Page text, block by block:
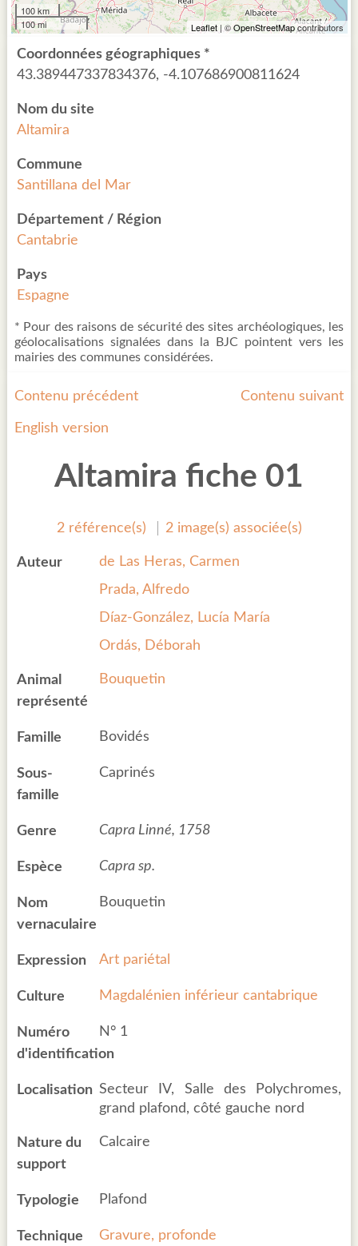
Contenu précédent Contenu suivant
English version
Altamira fiche 01
2 référence(s) 2 image(s) associée(s)
Auteur
de Las Heras, Carmen
Prada, Alfredo
Díaz-González, Lucía María
Ordás, Déborah
Animal
représenté
Bouquetin
Famille Bovidés
Sous-
famille
Caprinés
Genre Capra Linné, 1758
Espèce Capra sp.
Nom
vernaculaire
Bouquetin
Expression Art pariétal
Culture Magdalénien inférieur cantabrique
Numéro
d'identification
N° 1
Localisation Secteur IV, Salle des Polychromes,
grand plafond, côté gauche nord
Nature du
support
Calcaire
Typologie Plafond
Technique Gravure, profonde
100 km
100 mi
Leaflet| ©OpenStreetMapcontributors
Coordonnées géographiques *
43.389447337834376, -4.107686900811624
Nom du site
Altamira
Commune
Santillana del Mar
Département / Région
Cantabrie
Pays
Espagne
* Pour des raisons de sécurité des sites archéologiques, les
géolocalisations signalées dans la BJC pointent vers les
mairies des communes considérées.